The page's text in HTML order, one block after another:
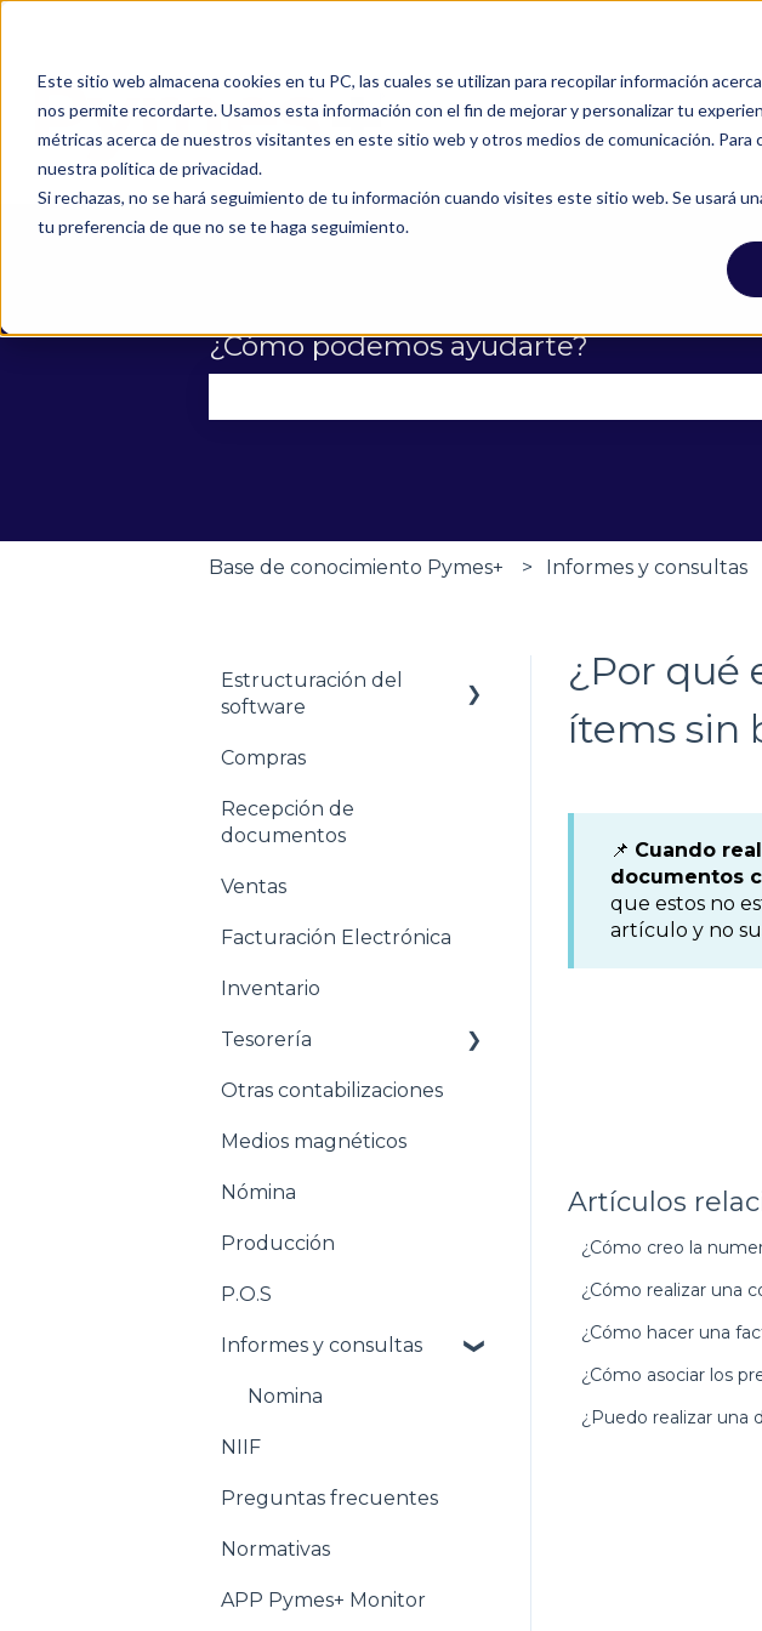
Este sitio web almacena cookies en tu PC, las cuales se utilizan para recopilar información
nos permite recordarte. Usamos esta información con el fin de mejorar y personalizar tu
métricas acerca de nuestros visitantes en este sitio web y otros medios de comunicación. Para
nuestra política de privacidad.
Si rechazas, no se hará seguimiento de tu información cuando visites este sitio web. Se usará
tu preferencia de que no se te haga seguimiento.
¿Cómo podemos ayudarte?
Base de conocimiento Pymes+ Informes y consultas
¿Por qué
ítems sin
📌 Cuando
documentos
que estos no
artículo y no
Artículos
¿Cómo creo la
¿Cómo realizar una
¿Cómo hacer una
¿Cómo asociar los
¿Puedo realizar una
Estructuración del
software
Pasos para configurar
Estructuración General
Estructuración
Compras
Estructuración Ventas
Estructuración
Tesorería
Pasos para configurar la
Producción
Estructuración
POS
Estructuración POS
Compras
Recepción de
documentos
Ventas
Facturación Electrónica
Inventario
Tesorería
Conciliacion bancaria
Otras contabilizaciones
Medios magnéticos
Nómina
Producción
P.O.S
Informes y consultas
Nomina
NIIF
Preguntas frecuentes
Normativas
APP Pymes+ Monitor